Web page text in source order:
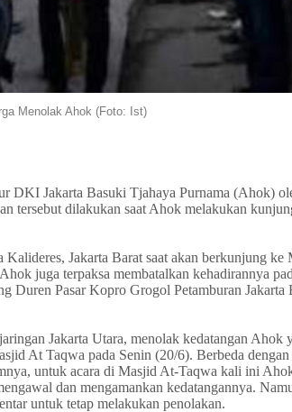
Menolak Ahok (Foto: Ist)
DKI Jakarta Basuki Tjahaya Purnama (Ahok)
tersebut dilakukan saat Ahok melakukan
Jakarta Barat saat akan berkunjung ke
juga terpaksa membatalkan kehadirannya
Duren Pasar Kopro Grogol Petamburan Jakarta
Jakarta Utara, menolak kedatangan Ahok
At Taqwa pada Senin (20/6). Berbeda dengan
untuk acara di Masjid At-Taqwa kali ini
dan mengamankan kedatangannya.
untuk tetap melakukan penolakan.